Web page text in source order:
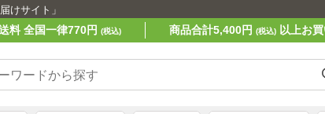
けサイト」
料 全国一律770円 (税込) 商品合計5,400円 (税込)以上お買